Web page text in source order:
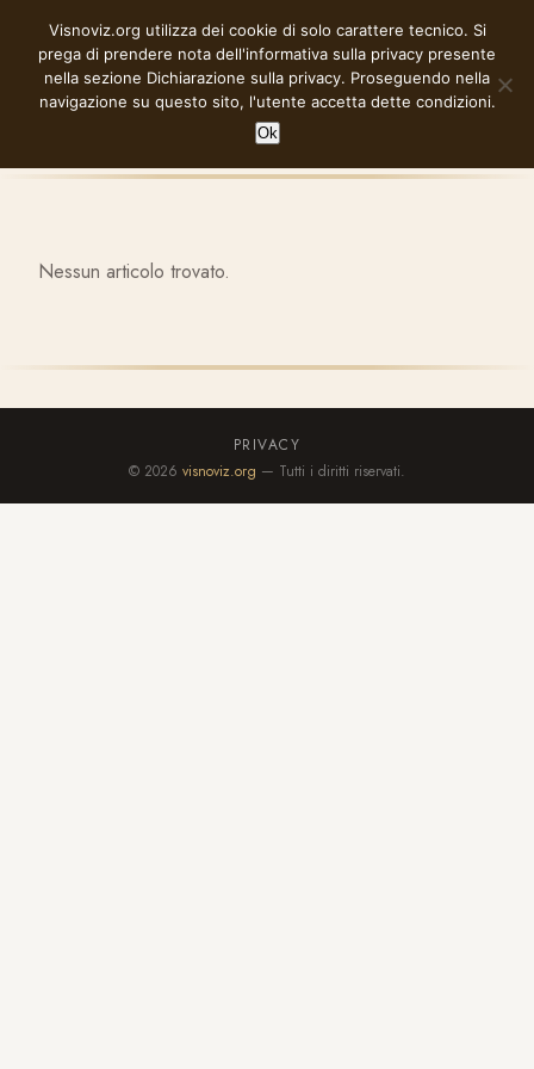
contenuto
VISNOVIZ.ORG
Nessun articolo trovato.
PRIVACY
© 2026 visnoviz.org — Tutti i diritti riservati.
Visnoviz.org utilizza dei cookie di solo carattere tecnico. Si
prega di prendere nota dell'informativa sulla privacy presente
nella sezione Dichiarazione sulla privacy. Proseguendo nella
navigazione su questo sito, l'utente accetta dette condizioni.
Ok